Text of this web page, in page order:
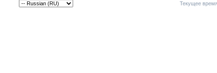
Текущее